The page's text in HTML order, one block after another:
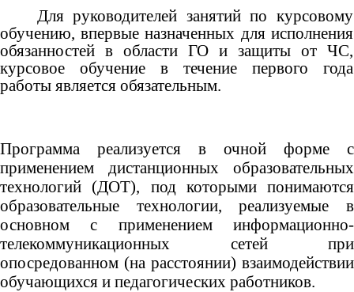
Для руководителей занятий по курсовому
обучению, впервые назначенных для исполнения
обязанностей в области ГО и защиты от ЧС,
курсовое обучение в течение первого года
работы является обязательным.
Программа реализуется в очной форме с
применением дистанционных образовательных
технологий (ДОТ), под которыми понимаются
образовательные технологии, реализуемые в
основном с применением информационно-
телекоммуникационных сетей при
опосредованном (на расстоянии) взаимодействии
обучающихся и педагогических работников.